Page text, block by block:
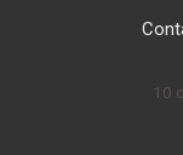
10